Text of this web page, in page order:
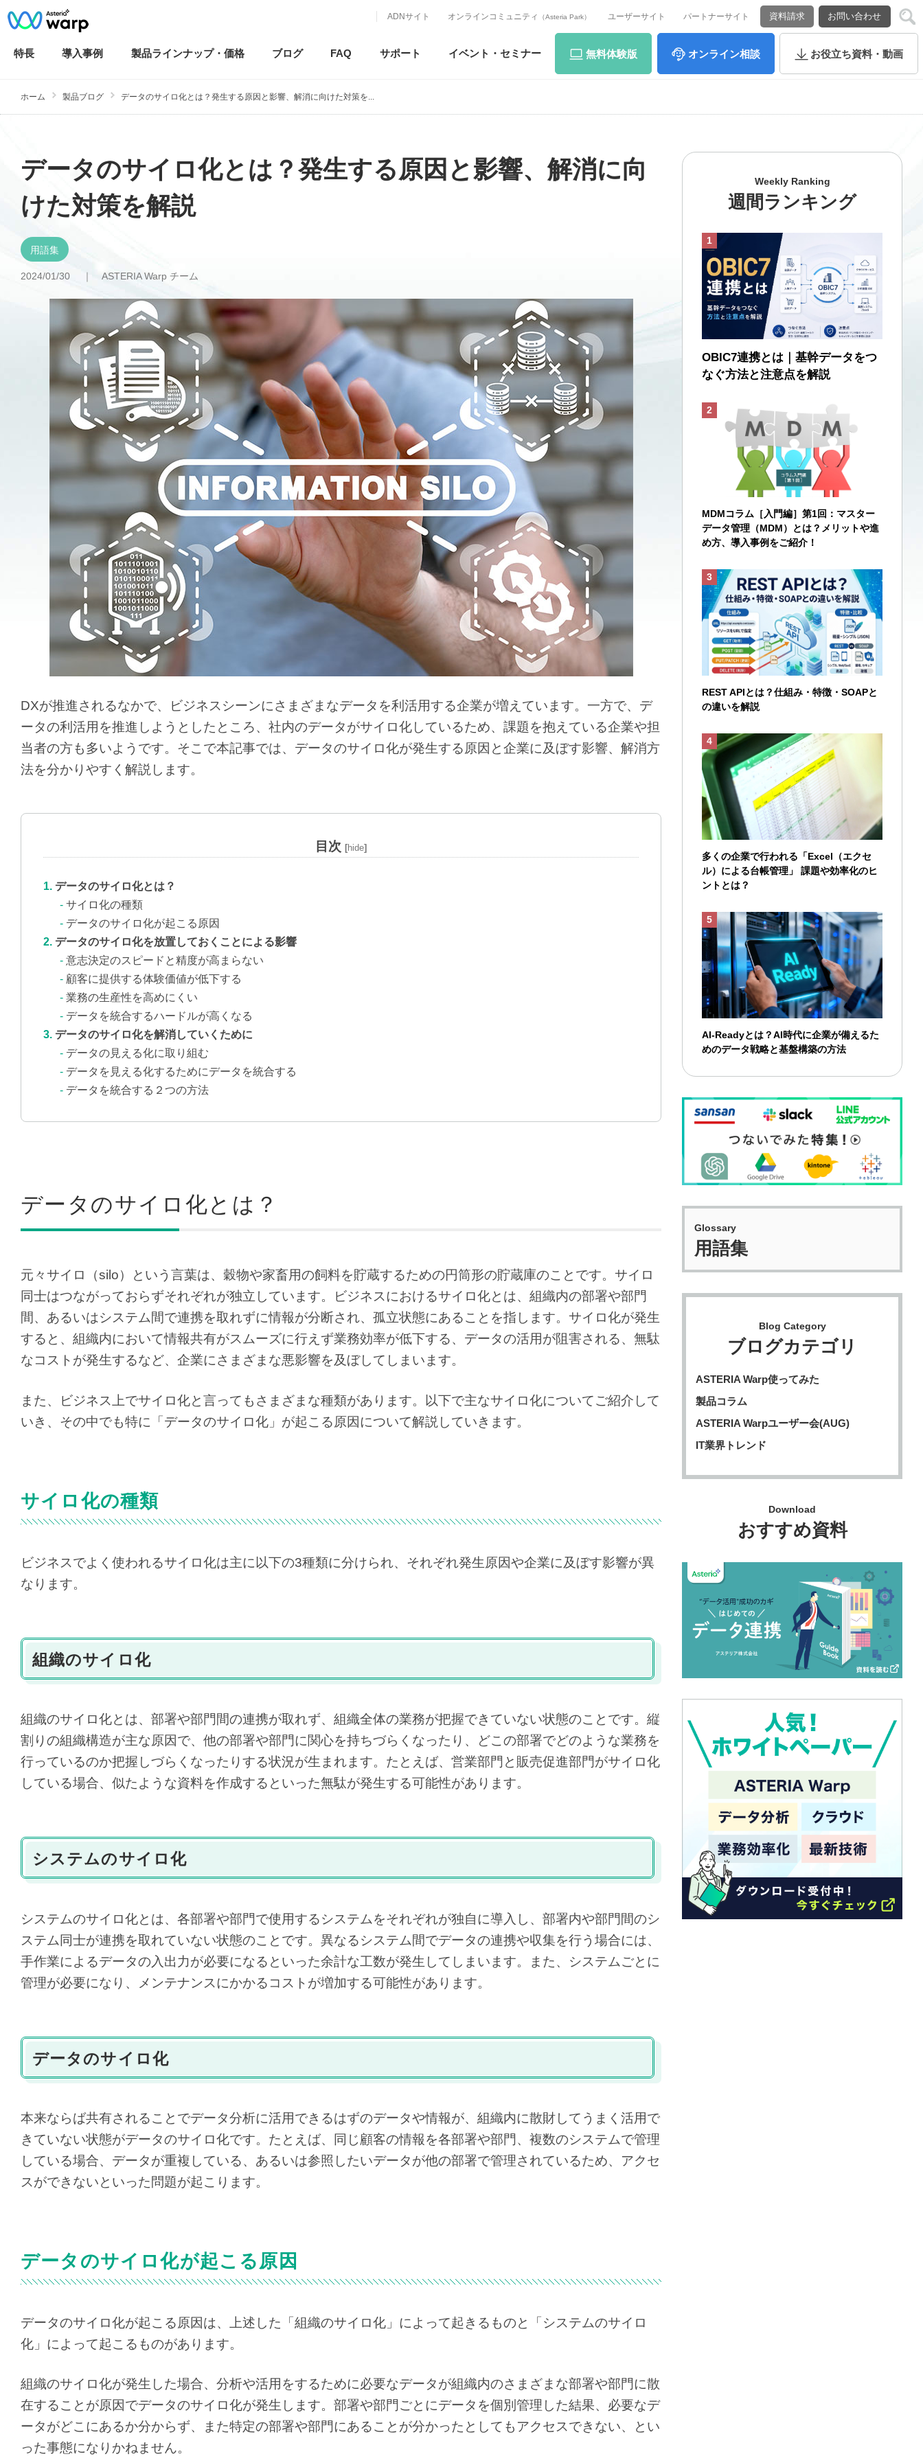
ADNサイト オンラインコミュニティ （Asteria Park） ユーザーサイト パートナーサイト 資料請求 お問い合わせ
特長 導入事例 製品ラインナップ・ 価格 ブログ FAQ サポート イベント・ セミナー 無料体験版 オンライン相談 お役立ち資料・動画
ホーム 製品ブログ データのサイロ化とは？発生する原因と影響、解消に向けた対策を...
データのサイロ化とは？発生する原因と影響、解消に向
けた対策を解説
用語集
2024/01/30 ｜ ASTERIA Warp チーム
DXが推進されるなかで、ビジネスシーンにさまざまなデータを利活用する企業が増えています。一方で、デ
ータの利活用を推進しようとしたところ、社内のデータがサイロ化しているため、課題を抱えている企業や担
当者の方も多いようです。そこで本記事では、データのサイロ化が発生する原因と企業に及ぼす影響、解消方
法を分かりやすく解説します。
目次 [hide]
データのサイロ化とは？
サイロ化の種類
データのサイロ化が起こる原因
データのサイロ化を放置しておくことによる影響
意志決定のスピードと精度が高まらない
顧客に提供する体験価値が低下する
業務の生産性を高めにくい
データを統合するハードルが高くなる
データのサイロ化を解消していくために
データの見える化に取り組む
データを見える化するためにデータを統合する
データを統合する２つの方法
データのサイロ化とは？
元々サイロ（silo）という言葉は、穀物や家畜用の飼料を貯蔵するための円筒形の貯蔵庫のことです。サイロ
同士はつながっておらずそれぞれが独立しています。ビジネスにおけるサイロ化とは、組織内の部署や部門
間、あるいはシステム間で連携を取れずに情報が分断され、孤立状態にあることを指します。サイロ化が発生
すると、組織内において情報共有がスムーズに行えず業務効率が低下する、データの活用が阻害される、無駄
なコストが発生するなど、企業にさまざまな悪影響を及ぼしてしまいます。
また、ビジネス上でサイロ化と言ってもさまざまな種類があります。以下で主なサイロ化についてご紹介して
いき、その中でも特に「データのサイロ化」が起こる原因について解説していきます。
サイロ化の種類
ビジネスでよく使われるサイロ化は主に以下の3種類に分けられ、それぞれ発生原因や企業に及ぼす影響が異
なります。
組織のサイロ化
組織のサイロ化とは、部署や部門間の連携が取れず、組織全体の業務が把握できていない状態のことです。縦
割りの組織構造が主な原因で、他の部署や部門に関心を持ちづらくなったり、どこの部署でどのような業務を
行っているのか把握しづらくなったりする状況が生まれます。たとえば、営業部門と販売促進部門がサイロ化
している場合、似たような資料を作成するといった無駄が発生する可能性があります。
システムのサイロ化
システムのサイロ化とは、各部署や部門で使用するシステムをそれぞれが独自に導入し、部署内や部門間のシ
ステム同士が連携を取れていない状態のことです。異なるシステム間でデータの連携や収集を行う場合には、
手作業によるデータの入出力が必要になるといった余計な工数が発生してしまいます。また、システムごとに
管理が必要になり、メンテナンスにかかるコストが増加する可能性があります。
データのサイロ化
本来ならば共有されることでデータ分析に活用できるはずのデータや情報が、組織内に散財してうまく活用で
きていない状態がデータのサイロ化です。たとえば、同じ顧客の情報を各部署や部門、複数のシステムで管理
している場合、データが重複している、あるいは参照したいデータが他の部署で管理されているため、アクセ
スができないといった問題が起こります。
データのサイロ化が起こる原因
データのサイロ化が起こる原因は、上述した「組織のサイロ化」によって起きるものと「システムのサイロ
化」によって起こるものがあります。
組織のサイロ化が発生した場合、分析や活用をするために必要なデータが組織内のさまざまな部署や部門に散
在することが原因でデータのサイロ化が発生します。部署や部門ごとにデータを個別管理した結果、必要なデ
ータがどこにあるか分からず、また特定の部署や部門にあることが分かったとしてもアクセスできない、とい
った事態になりかねません。
Weekly Ranking
週間ランキング
OBIC7連携とは｜基幹データをつ
なぐ方法と注意点を解説
MDMコラム［入門編］第1回：マスター
データ管理（MDM）とは？メリットや進
め方、導入事例をご紹介！
REST APIとは？仕組み・特徴・SOAPと
の違いを解説
多くの企業で行われる「Excel（エクセ
ル）による台帳管理」 課題や効率化のヒ
ントとは？
AI-Readyとは？AI時代に企業が備えるた
めのデータ戦略と基盤構築の方法
Glossary
用語集
Blog Category
ブログカテゴリ
ASTERIA Warp使ってみた
製品コラム
ASTERIA Warpユーザー会(AUG)
IT業界トレンド
Download
おすすめ資料